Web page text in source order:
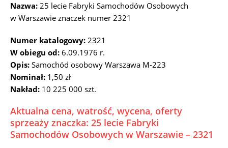
Nazwa: 25 lecie Fabryki Samochodów Osobowych
w Warszawie znaczek numer 2321
Numer katalogowy: 2321
W obiegu od: 6.09.1976 r.
Opis: Samochód osobowy Warszawa M-223
Nominał: 1,50 zł
Nakład: 10 225 000 szt.
Aktualna cena, watrość, wycena, oferty
sprzeaży znaczka: 25 lecie Fabryki
Samochodów Osobowych w Warszawie – 2321